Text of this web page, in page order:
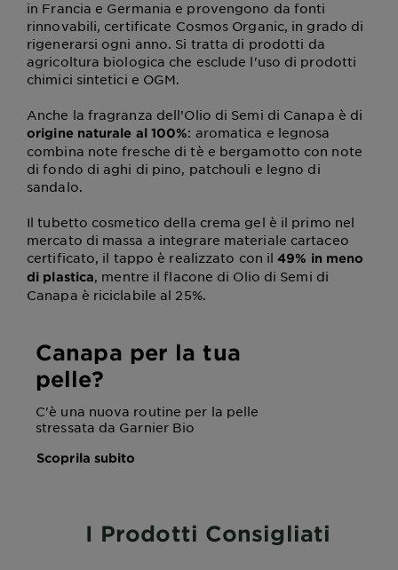
in Francia e Germania e provengono da fonti
rinnovabili, certificate Cosmos Organic, in grado di
rigenerarsi ogni anno. Si tratta di prodotti da
agricoltura biologica che esclude l'uso di prodotti
chimici sintetici e OGM.
Anche la fragranza dell’Olio di Semi di Canapa è di
origine naturale al 100%: aromatica e legnosa
combina note fresche di tè e bergamotto con note
di fondo di aghi di pino, patchouli e legno di
sandalo.
Il tubetto cosmetico della crema gel è il primo nel
mercato di massa a integrare materiale cartaceo
certificato, il tappo è realizzato con il49% in meno
di plastica, mentre il flacone di Olio di Semi di
Canapa è riciclabile al 25%.
Canapa per la tua
pelle?
C'è una nuova routine per la pelle
stressata da Garnier Bio
Scoprila subito
I Prodotti Consigliati